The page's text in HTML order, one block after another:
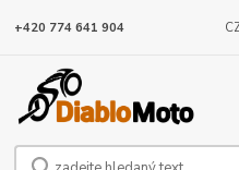
+420 774 641 904